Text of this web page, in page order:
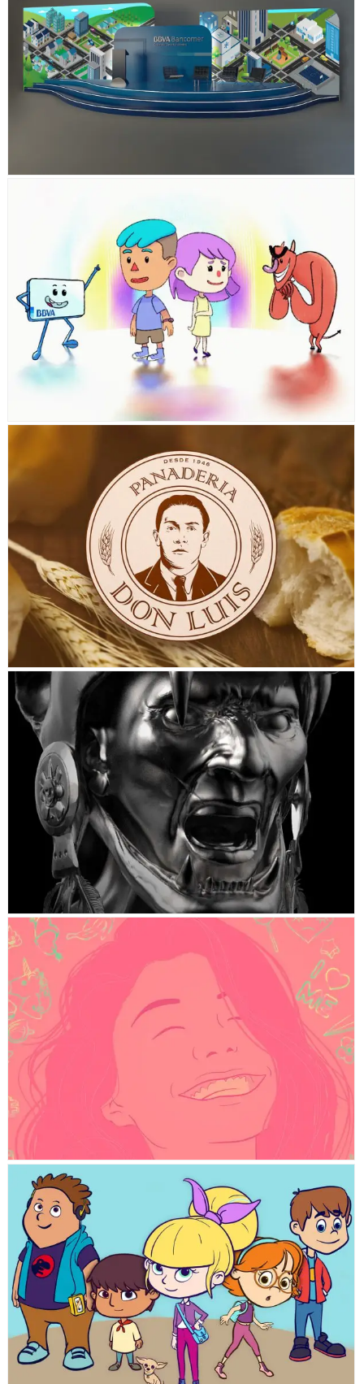
HIPOTECA BBVA
BBVA ECONO-COMIC
PANADERÍA DON LUIS
OCĒLŌPILLI
#YOLOVALGO
LOS 5 DEL 5